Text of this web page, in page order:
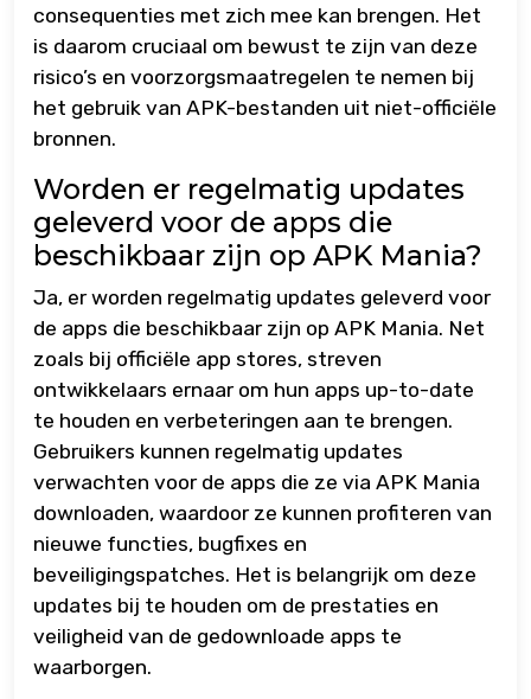
consequenties met zich mee kan brengen. Het
is daarom cruciaal om bewust te zijn van deze
risico’s en voorzorgsmaatregelen te nemen bij
het gebruik van APK-bestanden uit niet-officiële
bronnen.
Worden er regelmatig updates
geleverd voor de apps die
beschikbaar zijn op APK Mania?
Ja, er worden regelmatig updates geleverd voor
de apps die beschikbaar zijn op APK Mania. Net
zoals bij officiële app stores, streven
ontwikkelaars ernaar om hun apps up-to-date
te houden en verbeteringen aan te brengen.
Gebruikers kunnen regelmatig updates
verwachten voor de apps die ze via APK Mania
downloaden, waardoor ze kunnen profiteren van
nieuwe functies, bugfixes en
beveiligingspatches. Het is belangrijk om deze
updates bij te houden om de prestaties en
veiligheid van de gedownloade apps te
waarborgen.